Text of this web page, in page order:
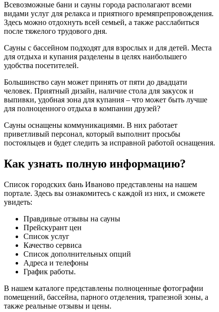
Всевозможные бани и сауны города располагают всеми
видами услуг для релакса и приятного времяпрепровождения.
Здесь можно отдохнуть всей семьей, а также расслабиться
после тяжелого трудового дня.
Сауны с бассейном подходят для взрослых и для детей. Места
для отдыха и купания разделены в целях наибольшего
удобства посетителей.
Большинство саун может принять от пяти до двадцати
человек. Приятный дизайн, наличие стола для закусок и
выпивки, удобная зона для купания – что может быть лучше
для полноценного отдыха в компании друзей?
Сауны оснащены коммуникациями. В них работает
приветливый персонал, который выполнит просьбы
постояльцев и будет следить за исправной работой оснащения.
Как узнать полную информацию?
Список городских бань Иваново представлены на нашем
портале. Здесь вы ознакомитесь с каждой из них, и сможете
увидеть:
Правдивые отзывы на сауны
Прейскурант цен
Список услуг
Качество сервиса
Список дополнительных опций
Адреса и телефоны
График работы.
В нашем каталоге представлены полноценные фотографии
помещений, бассейна, парного отделения, трапезной зоны, а
также реальные отзывы и цены.